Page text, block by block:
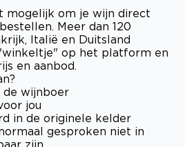
mogelijk om je wijn direct
Meer dan 120
Italië en Duitsland
op het platform en
en aanbod.
de wijnboer
jou
in de originele kelder
gesproken niet in
zijn